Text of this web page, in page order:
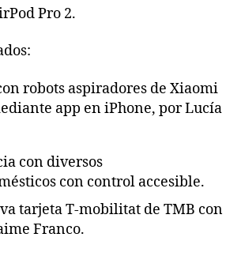
Pro 2.
robots aspiradores de Xiaomi
app en iPhone, por Lucía
con diversos
con control accesible.
tarjeta T-mobilitat de TMB con
Franco.